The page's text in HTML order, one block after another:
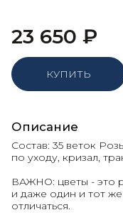
23 650 ₽
КУПИТЬ
Описание
Состав: 35 веток
по уходу, кризал,
ВАЖНО: цветы - это
и даже один и тот
отличаться.